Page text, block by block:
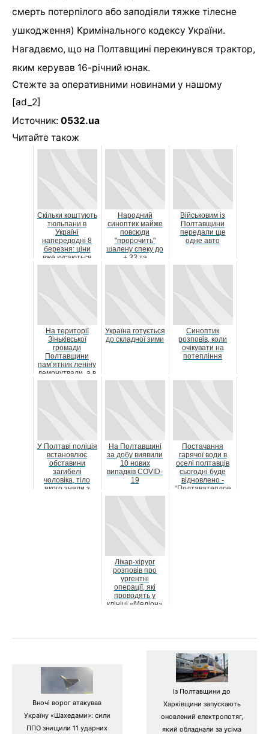
смерть потерпілого або заподіяли тяжке тілесне
ушкодження) Кримінального кодексу України.
Нагадаємо, що на Полтавщині перекинувся трактор,
яким керував 16-річний юнак.
Стежте за оперативними новинами у нашому
[ad_2]
Источник: 0532.ua
Читайте також
Скільки коштують
тюльпани в
Україні
напередодні 8
березня: ціни
вже кусаються
Народний
синоптик майже
повсюди
"пророчить"
шалену спеку до
+ 33 та
попереджає про
Військовим із
Полтавщини
передали ще
одне авто
На території
Зіньківської
громади
Полтавщини
пам’ятник леніну
демонутвали, а в
окупованому
Україна готується
до складної зими
Синоптик
розповів, коли
очікувати на
потепління
У Полтаві поліція
встановлює
обставини
загибелі
чоловіка, тіло
якого зняли з
На Полтавщині
за добу виявили
10 нових
випадків COVID-
19
Постачання
гарячої води в
оселі полтавців
сьогодні буде
відновлено -
“Полтаватеплое
Лікар-хірург
розповів про
ургентні
операції, які
проводять у
клініці «Медіон»
Вночі ворог атакував
Україну «Шахедами»: сили
ППО знищили 11 ударних
Із Полтавщини до
Харківщини запускають
оновлений електропотяг,
який обладнали за усіма